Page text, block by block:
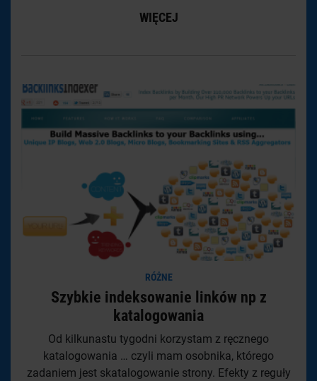
WIĘCEJ
RÓŻNE
Szybkie indeksowanie linków np z
katalogowania
Od kilkunastu tygodni korzystam z ręcznego
katalogowania … czyli mam osobnika, którego
zadaniem jest skatalogowanie strony. Efekty z reguły